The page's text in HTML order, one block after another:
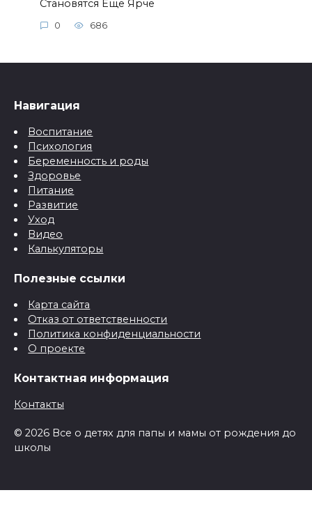
Становятся Еще Ярче
0 686
Навигация
Воспитание
Психология
Беременность и роды
Здоровье
Питание
Развитие
Уход
Видео
Калькуляторы
Полезные ссылки
Карта сайта
Отказ от ответственности
Политика конфиденциальности
О проекте
Контактная информация
Контакты
© 2026 Все о детях для папы и мамы от рождения до
школы